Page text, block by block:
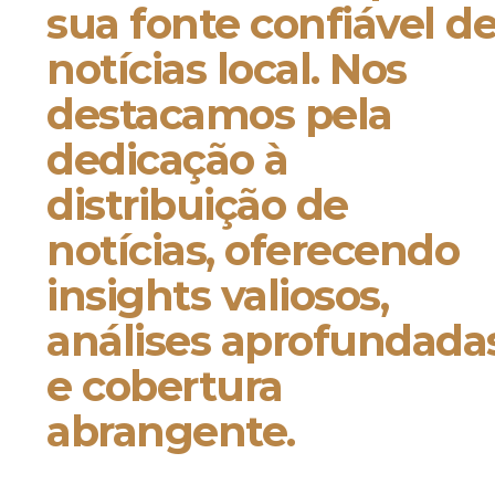
sua fonte confiável
notícias local. Nos
destacamos pela
dedicação à
distribuição de
notícias, oferecendo
insights valiosos,
análises
e cobertura
abrangente.